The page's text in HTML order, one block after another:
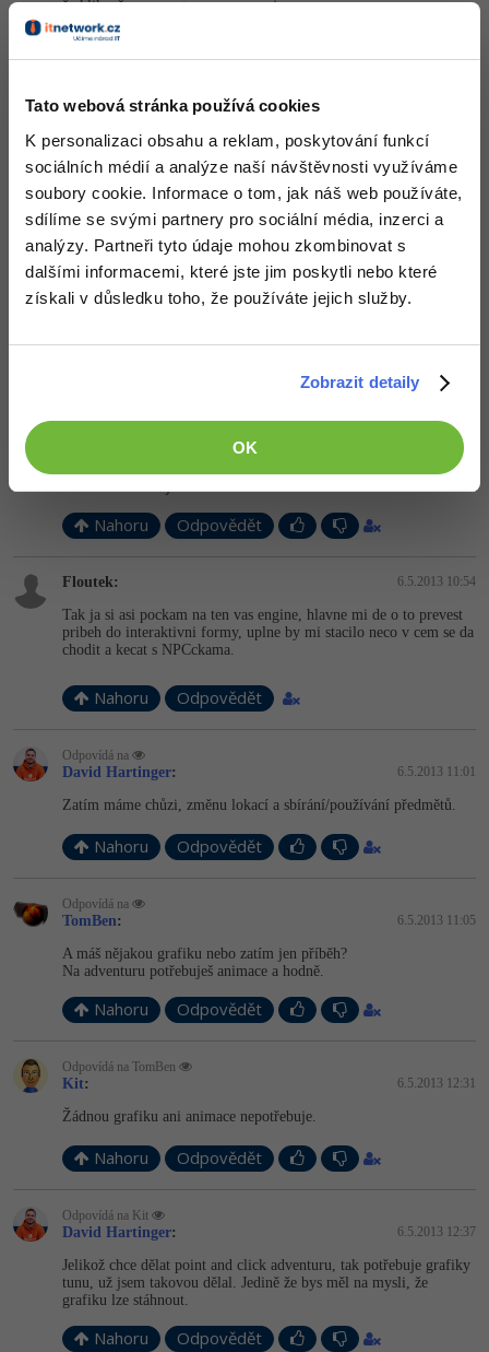
Tato webová stránka používá cookies
K personalizaci obsahu a reklam, poskytování funkcí
sociálních médií a analýze naší návštěvnosti využíváme
soubory cookie. Informace o tom, jak náš web používáte,
sdílíme se svými partnery pro sociální média, inzerci a
analýzy. Partneři tyto údaje mohou zkombinovat s
dalšími informacemi, které jste jim poskytli nebo které
získali v důsledku toho, že používáte jejich služby.
Zobrazit detaily
OK
že klikneš a ono se to naprogramuje.
Ohledně toho Visionaire nevím, doporučoval bych spíše WME, v
tom alespoň někdo dělá a má to českou dokumentaci, tutoriály a
to je to co potřebuješ, možná ne.
Nahoru Odpovědět
Odpovídá na David Hartinger
Kit : 6.5.2013 9:51
Pokud má někdo vymyšlený příběh, tak vůbec nemusí být na
škodu, když použije nějaký hotový engine nebo framework.
Odpovědět
6.5.2013 9:54
abstrakci ikonek na místo příkazů (jejíž výhodu jsem nikdy
nepochopil), stále je to programování. A nástroje kde programovat
Nahoru Odpovědět
Floutek: 6.5.2013 10:54
Tak ja si asi pockam na ten vas engine, hlavne mi de o to prevest
pribeh do interaktivni formy, uplne by mi stacilo neco v cem se da
chodit a kecat s NPCckama.
Nahoru Odpovědět
Odpovídá na
David Hartinger: 6.5.2013 11:01
Zatím máme chůzi, změnu lokací a sbírání/používání předmětů.
Nahoru Odpovědět
Odpovídá na
TomBen: 6.5.2013 11:05
A máš nějakou grafiku nebo zatím jen příběh?
Na adventuru potřebuješ animace a hodně.
Nahoru Odpovědět
Odpovídá na TomBen
Kit: 6.5.2013 12:31
Žádnou grafiku ani animace nepotřebuje.
Nahoru Odpovědět
Odpovídá na Kit
David Hartinger: 6.5.2013 12:37
Jelikož chce dělat point and click adventuru, tak potřebuje grafiky
tunu, už jsem takovou dělal. Jedině že bys měl na mysli, že
grafiku lze stáhnout.
Nahoru Odpovědět